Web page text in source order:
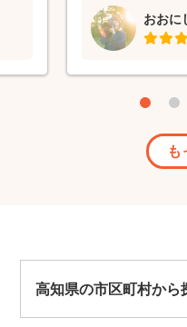
真が多く、本当
自然な笑顔も引
ています。 是非
素敵なカメラマン
おおに
も
高知県の市区町村から